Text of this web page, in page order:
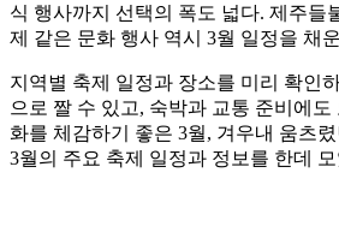
식 행사까지 선택의 폭도 넓다. 제주들
제 같은 문화 행사 역시 3월 일정을 채
지역별 축제 일정과 장소를 미리 확인
으로 짤 수 있고, 숙박과 교통 준비에도
화를 체감하기 좋은 3월, 겨우내 움츠
3월의 주요 축제 일정과 정보를 한데